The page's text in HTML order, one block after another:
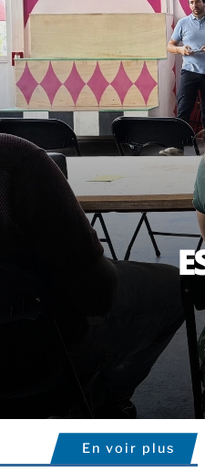
En voir plus